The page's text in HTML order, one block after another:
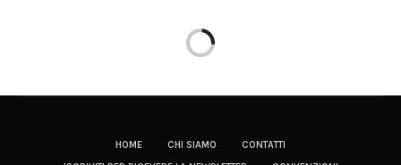
HOME CHI SIAMO
CONTATTI